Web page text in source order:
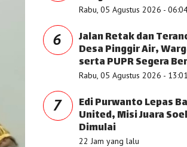
Rabu, 05 Agustus 2026 -
6 Jalan Retak dan
Desa Pinggir Air,
serta PUPR Segera
Rabu, 05 Agustus 2026 -
7 Edi Purwanto Lepas
United, Misi Juara
Dimulai
22 Jam yang lalu